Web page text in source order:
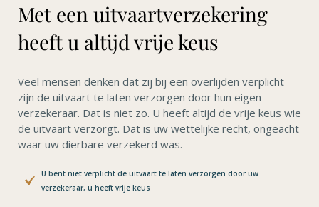
Met een uitvaartverzekering
heeft u altijd vrije keus
Veel mensen denken dat zij bij een overlijden verplicht
zijn de uitvaart te laten verzorgen door hun eigen
verzekeraar. Dat is niet zo. U heeft altijd de vrije keus wie
de uitvaart verzorgt. Dat is uw wettelijke recht, ongeacht
waar uw dierbare verzekerd was.
U bent niet verplicht de uitvaart te laten verzorgen door uw
verzekeraar, u heeft vrije keus